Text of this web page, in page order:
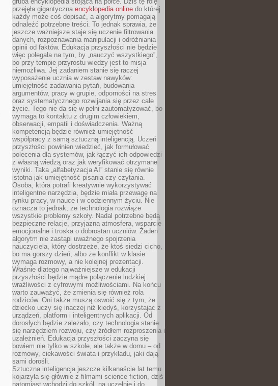
przejęła gigantyczna encyklopedia online do której
każdy może coś dopisać, a algorytmy pomagają
odnaleźć potrzebne treści. To jednak sprawia, że
jeszcze ważniejsze staje się uczenie filtrowania
danych, rozpoznawania manipulacji i odróżniania
opinii od faktów. Edukacja przyszłości nie będzie
więc polegała na tym, by „nauczyć wszystkiego”,
bo przy tempie przyrostu wiedzy jest to misja
niemożliwa. Jej zadaniem stanie się raczej
wyposażenie ucznia w zestaw nawyków:
umiejętność zadawania pytań, budowania
argumentów, pracy w grupie, odporności na stres
oraz systematycznego rozwijania się przez całe
życie. Tego nie da się w pełni zautomatyzować, bo
wymaga to kontaktu z drugim człowiekiem,
obserwacji, empatii i doświadczenia. Ważną
kompetencją będzie również umiejętność
współpracy z samą sztuczną inteligencją. Uczeń
przyszłości powinien wiedzieć, jak formułować
polecenia dla systemów, jak łączyć ich odpowiedzi
z własną wiedzą oraz jak weryfikować otrzymane
wyniki. Taka „alfabetyzacja AI” stanie się równie
istotna jak umiejętność pisania czy czytania.
Osoba, która potrafi kreatywnie wykorzystywać
inteligentne narzędzia, będzie miała przewagę na
rynku pracy, w nauce i w codziennym życiu. Nie
oznacza to jednak, że technologia rozwiąże
wszystkie problemy szkoły. Nadal potrzebne będą
bezpieczne relacje, przyjazna atmosfera, wsparcie
emocjonalne i troska o dobrostan uczniów. Żaden
algorytm nie zastąpi uważnego spojrzenia
nauczyciela, który dostrzeże, że ktoś siedzi cicho,
bo ma gorszy dzień, albo że konflikt w klasie
wymaga rozmowy, a nie kolejnej prezentacji.
Właśnie dlatego najważniejsze w edukacji
przyszłości będzie mądre połączenie ludzkiej
wrażliwości z cyfrowymi możliwościami. Na końcu
warto zauważyć, że zmienia się również rola
rodziców. Oni także muszą oswoić się z tym, że
dziecko uczy się inaczej niż kiedyś, korzystając z
urządzeń, platform i inteligentnych aplikacji. Od
dorosłych będzie zależało, czy technologia stanie
się narzędziem rozwoju, czy źródłem rozproszenia i
uzależnień. Edukacja przyszłości zaczyna się
bowiem nie tylko w szkole, ale także w domu – od
rozmowy, ciekawości świata i przykładu, jaki dają
sami dorośli.
Sztuczna inteligencja jeszcze kilkanaście lat temu
kojarzyła się głównie z filmami science fiction, dziś
natomiast wchodzi do szkół, na uczelnie i do